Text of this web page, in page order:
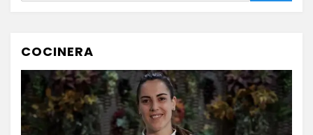
COCINERA